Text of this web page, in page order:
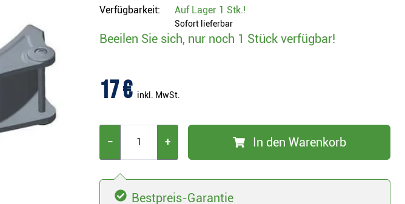
Verfügbarkeit: Auf Lager 1 Stk.!
Sofort lieferbar
Beeilen Sie sich, nur noch 1 Stück verfügbar!
17 € inkl. MwSt.
− + In den Warenkorb
Bestpreis-Garantie